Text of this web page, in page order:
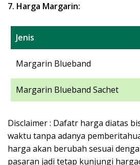
7. Harga Margarin:
Jenis
Margarin Blueband
Margarin Blueband Sachet
Disclaimer : Dafatr harga diatas
waktu tanpa adanya
harga akan berubah sesuai
pasaran jadi tetap kunjungi